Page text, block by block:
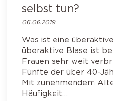
selbst tun?
06.06.2019
Was ist eine
überaktive Blase ist
Frauen sehr weit
Fünfte der über 40-
Mit zunehmendem
Häufigkeit…